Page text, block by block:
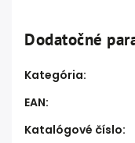
Dodatočné
Kategória:
EAN:
Katalógové číslo: